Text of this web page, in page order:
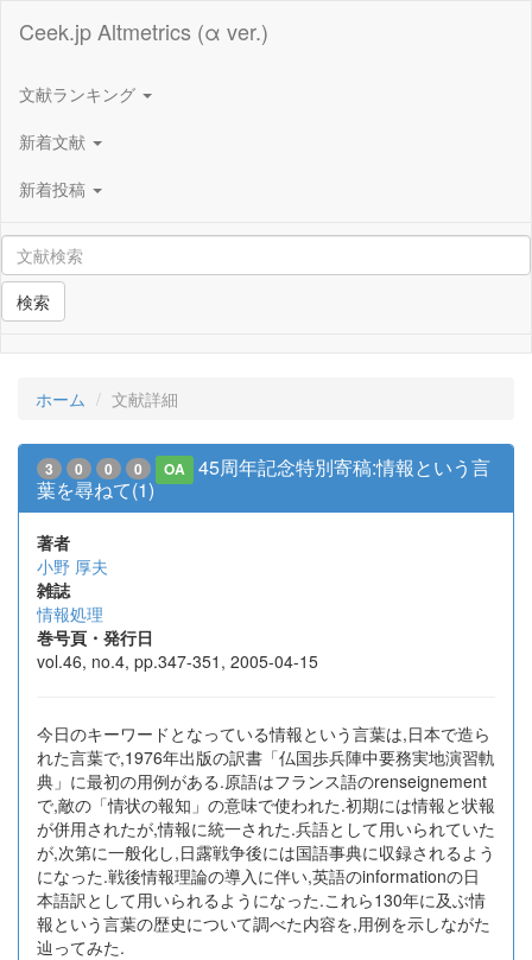
Ceek.jp Altmetrics (α ver.)
文献ランキング
新着文献
新着投稿
検索
ホーム 文献詳細
3 0 0 0 OA
45周年記念特別寄稿:情報という言
葉を尋ねて(1)
著者
小野 厚夫
雑誌
情報処理
巻号頁・発行日
vol.46, no.4, pp.347-351, 2005-04-15
今日のキーワードとなっている情報という言葉は,日本で造ら
れた言葉で,1976年出版の訳書「仏国歩兵陣中要務実地演習軌
典」に最初の用例がある.原語はフランス語のrenseignement
で,敵の「情状の報知」の意味で使われた.初期には情報と状報
が併用されたが,情報に統一された.兵語として用いられていた
が,次第に一般化し,日露戦争後には国語事典に収録されるよう
になった.戦後情報理論の導入に伴い,英語のinformationの日
本語訳として用いられるようになった.これら130年に及ぶ情
報という言葉の歴史について調べた内容を,用例を示しながた
辿ってみた.